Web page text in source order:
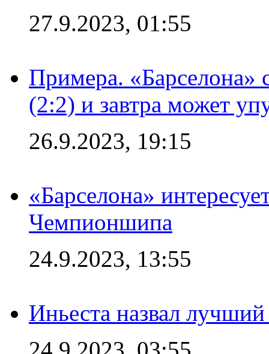
27.9.2023, 01:55
Примера. «Барселона»
(2:2) и завтра может
26.9.2023, 19:15
«Барселона»
Чемпионшипа
24.9.2023, 13:55
Иньеста назвал